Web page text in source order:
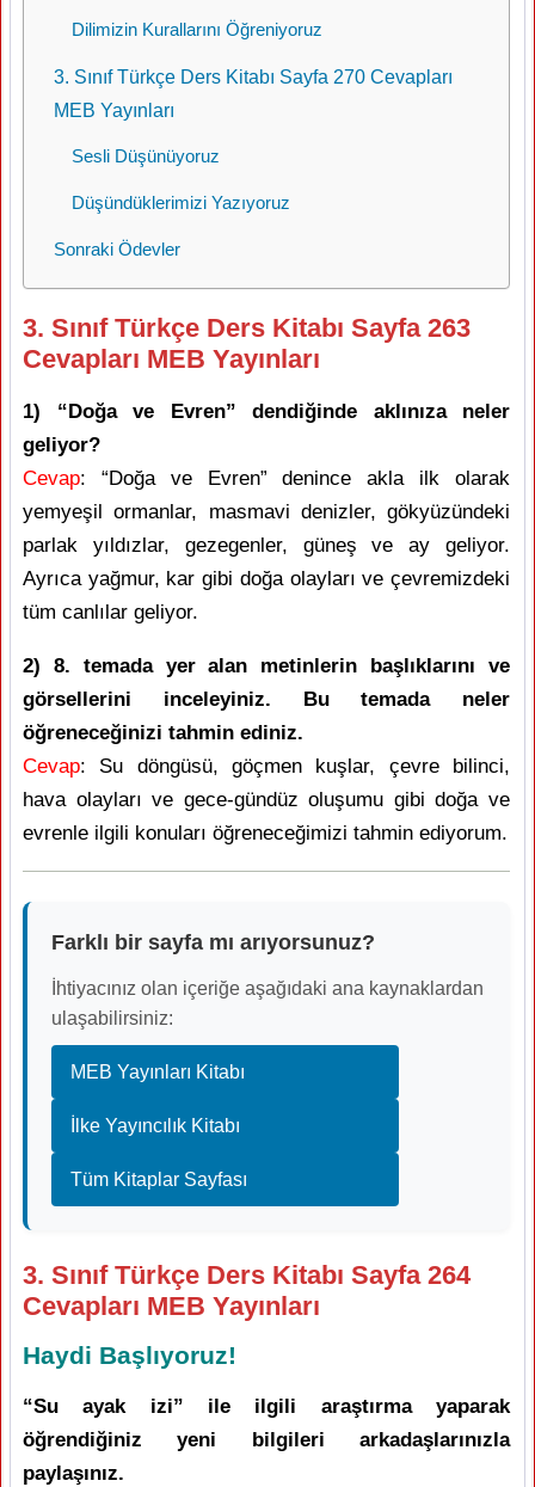
Dilimizin Kurallarını Öğreniyoruz
3. Sınıf Türkçe Ders Kitabı Sayfa 270 Cevapları
MEB Yayınları
Sesli Düşünüyoruz
Düşündüklerimizi Yazıyoruz
Sonraki Ödevler
3. Sınıf Türkçe Ders Kitabı Sayfa 263
Cevapları MEB Yayınları
1) “Doğa ve Evren” dendiğinde aklınıza neler
geliyor?
Cevap: “Doğa ve Evren” denince akla ilk olarak
yemyeşil ormanlar, masmavi denizler, gökyüzündeki
parlak yıldızlar, gezegenler, güneş ve ay geliyor.
Ayrıca yağmur, kar gibi doğa olayları ve çevremizdeki
tüm canlılar geliyor.
2) 8. temada yer alan metinlerin başlıklarını ve
görsellerini inceleyiniz. Bu temada neler
öğreneceğinizi tahmin ediniz.
Cevap: Su döngüsü, göçmen kuşlar, çevre bilinci,
hava olayları ve gece-gündüz oluşumu gibi doğa ve
evrenle ilgili konuları öğreneceğimizi tahmin ediyorum.
Farklı bir sayfa mı arıyorsunuz?
İhtiyacınız olan içeriğe aşağıdaki ana kaynaklardan
ulaşabilirsiniz:
MEB Yayınları Kitabı
İlke Yayıncılık Kitabı
Tüm Kitaplar Sayfası
3. Sınıf Türkçe Ders Kitabı Sayfa 264
Cevapları MEB Yayınları
Haydi Başlıyoruz!
“Su ayak izi” ile ilgili araştırma yaparak
öğrendiğiniz yeni bilgileri arkadaşlarınızla
paylaşınız.